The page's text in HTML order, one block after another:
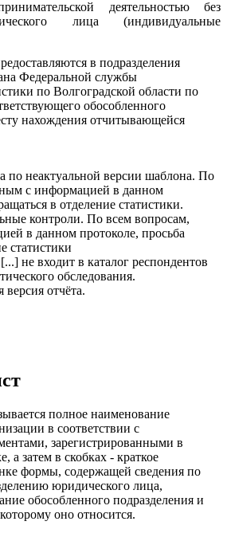
деятельностью без
лица (индивидуальные
в подразделения
Федеральной службы
по Волгоградской области по
обособленного
нахождения отчитывающейся
по неактуальной версии шаблона. По
с информацией в данном
в отделение статистики.
контроли. По всем вопросам,
в данном протоколе, просьба
статистики
не входит в каталог респондентов
обследования.
отчёта.
полное наименование
в соответствии с
зарегистрированными в
а затем в скобках - краткое
формы, содержащей сведения по
юридического лица,
обособленного подразделения и
оно относится.